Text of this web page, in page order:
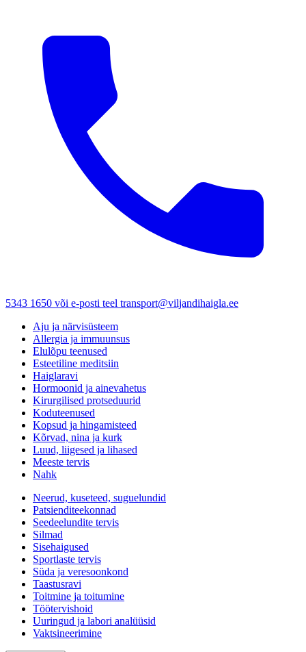
5343 1650 või e-posti teel transport@viljandihaigla.ee
Aju ja närvisüsteem
Allergia ja immuunsus
Elulõpu teenused
Esteetiline meditsiin
Haiglaravi
Hormoonid ja ainevahetus
Kirurgilised protseduurid
Koduteenused
Kopsud ja hingamisteed
Kõrvad, nina ja kurk
Luud, liigesed ja lihased
Meeste tervis
Nahk
Neerud, kuseteed, suguelundid
Patsienditeekonnad
Seedeelundite tervis
Silmad
Sisehaigused
Sportlaste tervis
Süda ja veresoonkond
Taastusravi
Toitmine ja toitumine
Töötervishoid
Uuringud ja labori analüüsid
Vaktsineerimine